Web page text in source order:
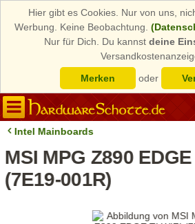
Hier gibt es Cookies. Nur von uns,
Werbung. Keine Beobachtung.
Nur für Dich. Du kannst deine
Merken
oder
Intel Mainboards
MSI MPG Z890
(7E19-001R)